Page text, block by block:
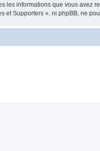
les informations que vous
et Supporters », ni phpBB, ne